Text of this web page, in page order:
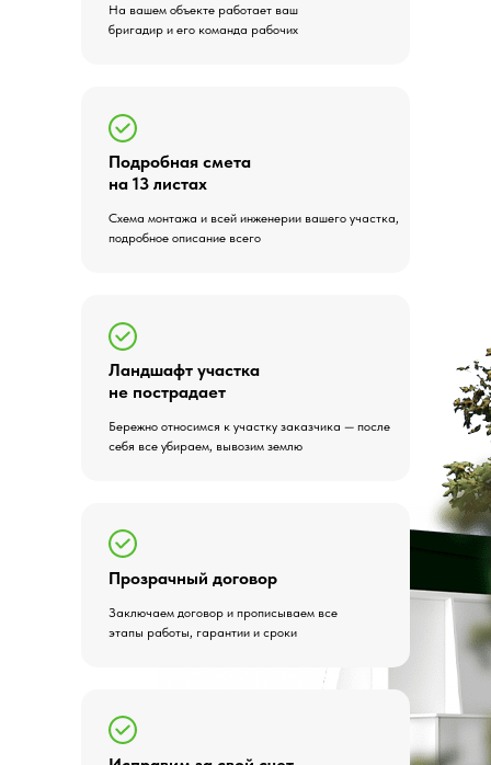
Подробная смета
на 13 листах
Схема монтажа и всей инженерии вашего участка,
подробное описание всего
Ландшафт участка
не пострадает
Бережно относимся к участку заказчика — после
себя все убираем, вывозим землю
На вашем объекте работает ваш
бригадир и его команда рабочих
Прозрачный договор
Заключаем договор и прописываем все
этапы работы, гарантии и сроки